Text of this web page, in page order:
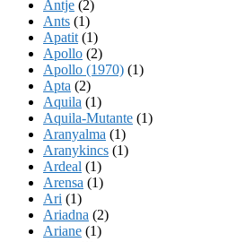
Antje (2)
Ants (1)
Apatit (1)
Apollo (2)
Apollo (1970) (1)
Apta (2)
Aquila (1)
Aquila-Mutante (1)
Aranyalma (1)
Aranykincs (1)
Ardeal (1)
Arensa (1)
Ari (1)
Ariadna (2)
Ariane (1)